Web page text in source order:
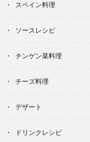
スペイン料理
ソースレシピ
チンゲン菜料理
チーズ料理
デザート
ドリンクレシピ